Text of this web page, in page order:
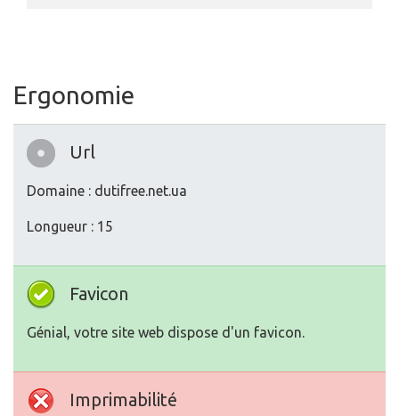
Ergonomie
Url
Domaine : dutifree.net.ua
Longueur : 15
Favicon
Génial, votre site web dispose d'un favicon.
Imprimabilité